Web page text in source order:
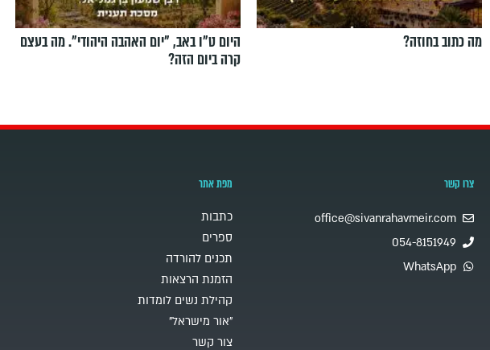
מה כתוב בחוזה?
היום ט"ו באב, ”יום האהבה היהודי". מה בעצם
קרה ביום הזה?
צרו קשר
office@sivanrahavmeir.com
054-8151949
WhatsApp
מפת אתר
כתבות
ספרים
תכנים להורדה
הזמנת הרצאות
קהילת נשים לומדות
"אור מישראל"
צור קשר